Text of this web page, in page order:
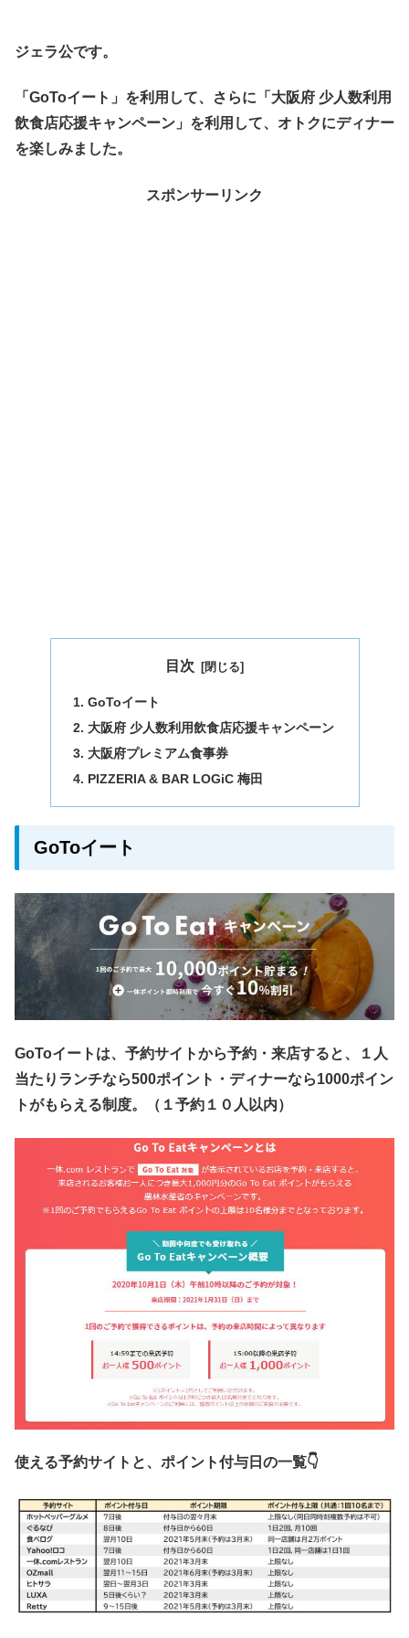
ジェラ公です。
「GoToイート」を利用して、さらに「大阪府 少人数利用
飲食店応援キャンペーン」を利用して、オトクにディナー
を楽しみました。
スポンサーリンク
目次
GoToイート
大阪府 少人数利用飲食店応援キャンペーン
大阪府プレミアム食事券
PIZZERIA & BAR LOGiC 梅田
GoToイート
GoToイートは、予約サイトから予約・来店すると、１人
当たりランチなら500ポイント・ディナーなら1000ポイン
トがもらえる制度。（１予約１０人以内）
使える予約サイトと、ポイント付与日の一覧👇